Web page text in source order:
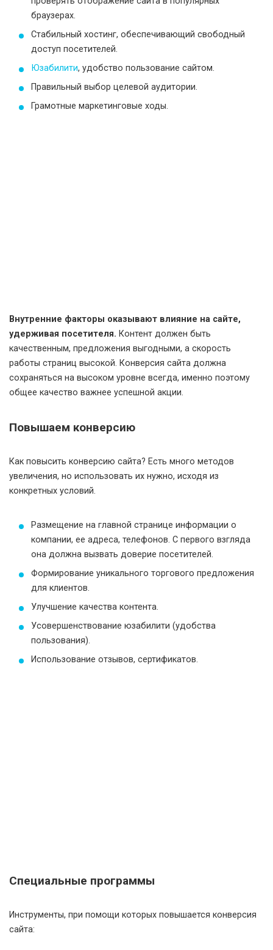
браузерах.
Стабильный хостинг, обеспечивающий свободный
доступ посетителей.
Юзабилити, удобство пользование сайтом.
Правильный выбор целевой аудитории.
Грамотные маркетинговые ходы.
Внутренние факторы оказывают влияние на сайте,
удерживая посетителя. Контент должен быть
качественным, предложения выгодными, а скорость
работы страниц высокой. Конверсия сайта должна
сохраняться на высоком уровне всегда, именно поэтому
общее качество важнее успешной акции.
Повышаем конверсию
Как повысить конверсию сайта? Есть много методов
увеличения, но использовать их нужно, исходя из
конкретных условий.
Размещение на главной странице информации о
компании, ее адреса, телефонов. С первого взгляда
она должна вызвать доверие посетителей.
Формирование уникального торгового предложения
для клиентов.
Улучшение качества контента.
Усовершенствование юзабилити (удобства
пользования).
Использование отзывов, сертификатов.
Специальные программы
Инструменты, при помощи которых повышается конверсия
сайта: